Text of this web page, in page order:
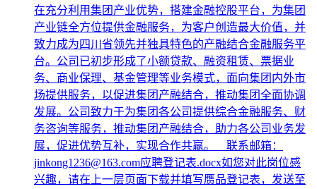
在充分利用集团产业优势，搭建金融控股平台，为集团
产业链全方位提供金融服务，为客户创造最大价值，并
致力成为四川省领先并独具特色的产融结合金融服务平
台。公司已初步形成了小额贷款、融资租赁、票据业
务、商业保理、基金管理等业务模式，面向集团内外市
场提供服务，以促进集团产融结合，推动集团全面协调
发展。公司致力于为集团各公司提供综合金融服务、财
务咨询等服务，推动集团产融结合，助力各公司业务发
展，促进优势互补，实现合作共赢。 联系邮箱：
jinkong1236@163.com应聘登记表.docx如您对此岗位感
兴趣，请在上一层页面下载并填写赝品登记表，发送至